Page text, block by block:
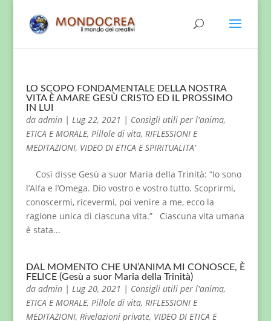
LO SCOPO FONDAMENTALE DELLA NOSTRA
VITA È AMARE GESÙ CRISTO ED IL PROSSIMO
IN LUI
da admin| Lug 22, 2021 | Consigli utili per l'anima,
ETICA E MORALE, Pillole di vita, RIFLESSIONI E
MEDITAZIONI, VIDEO DI ETICA E SPIRITUALITA'
Così disse Gesù a suor Maria della Trinità: “Io sono
l’Alfa e l’Omega. Dio vostro e vostro tutto. Scoprirmi,
conoscermi, ricevermi, poi venire a me, ecco la
ragione unica di ciascuna vita.” Ciascuna vita umana
è stata...
DAL MOMENTO CHE UN’ANIMA MI CONOSCE, È
FELICE (Gesù a suor Maria della Trinità)
da admin| Lug 20, 2021 | Consigli utili per l'anima,
ETICA E MORALE, Pillole di vita, RIFLESSIONI E
MEDITAZIONI, Rivelazioni private, VIDEO DI ETICA E